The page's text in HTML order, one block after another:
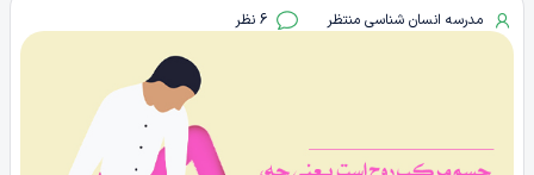
مدرسه انسان شناسی منتظر 6 نظر